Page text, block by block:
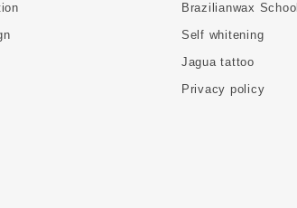
Brazilianwax School
Self whitening
Jagua tattoo
Privacy policy